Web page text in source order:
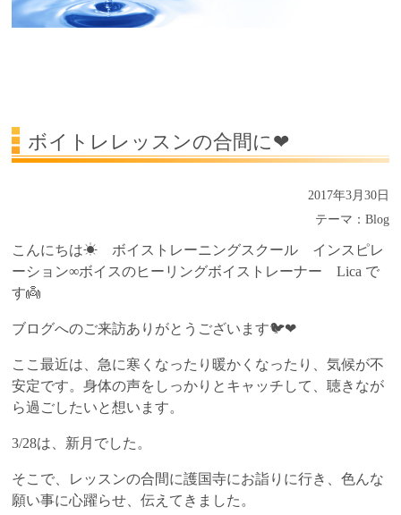
歌うことの効果
ボイトレレッスンの合間に❤
2017年3月30日
テーマ： Blog
こんにちは☀ ボイストレーニングスクール インスピレ
ーション∞ボイスのヒーリングボイストレーナー Lica で
す👼
ブログへのご来訪ありがとうございます🐦❤
ここ最近は、急に寒くなったり暖かくなったり、気候が不
安定です。身体の声をしっかりとキャッチして、聴きなが
ら過ごしたいと想います。
3/28は、新月でした。
そこで、レッスンの合間に護国寺にお詣りに行き、色んな
願い事に心躍らせ、伝えてきました。